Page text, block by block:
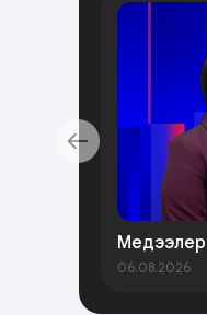
06.08.2026